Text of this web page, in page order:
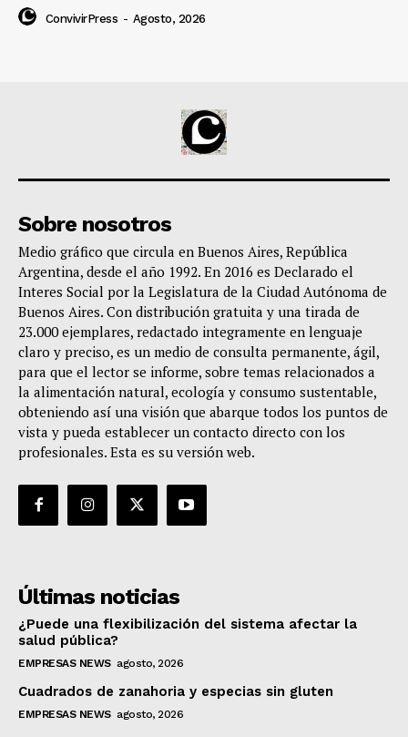
ConvivirPress - Agosto, 2026
Sobre nosotros
Medio gráfico que circula en Buenos Aires, República
Argentina, desde el año 1992. En 2016 es Declarado el
Interes Social por la Legislatura de la Ciudad Autónoma de
Buenos Aires. Con distribución gratuita y una tirada de
23.000 ejemplares, redactado integramente en lenguaje
claro y preciso, es un medio de consulta permanente, ágil,
para que el lector se informe, sobre temas relacionados a
la alimentación natural, ecología y consumo sustentable,
obteniendo así una visión que abarque todos los puntos de
vista y pueda establecer un contacto directo con los
profesionales. Esta es su versión web.
Últimas noticias
¿Puede una flexibilización del sistema afectar la
salud pública?
EMPRESAS NEWS agosto, 2026
Cuadrados de zanahoria y especias sin gluten
EMPRESAS NEWS agosto, 2026